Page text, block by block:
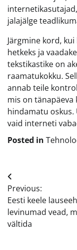
jalajälge
Järgmine kord,
hetkeks ja
tekstikastike on
raamatukokku.
annab teile
mis on tänapäeva
hindamatu oskus.
vaid interneti
Posted in
Previous:
Eesti keele
levinumad vead,
vältida